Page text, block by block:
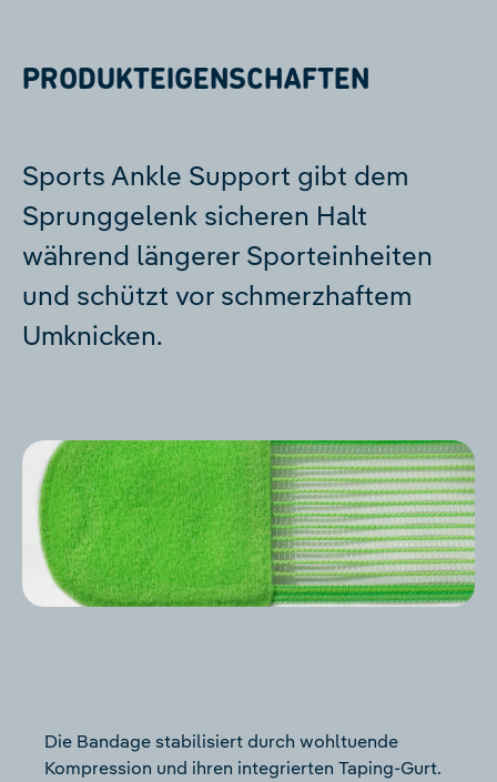
PRODUKTEIGENSCHAFTEN
Sports Ankle Support gibt dem
Sprunggelenk sicheren Halt
während längerer Sporteinheiten
und schützt vor schmerzhaftem
Umknicken.
Die Bandage stabilisiert durch wohltuende
Kompression und ihren integrierten Taping-Gurt.